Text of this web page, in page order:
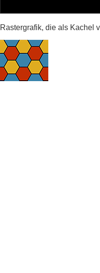
Rastergrafik, die als Kachel